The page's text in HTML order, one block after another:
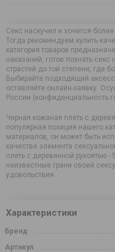
Секс наскучил и хочется
Тогда рекомендуем купить
категория товаров
наказаний, готов познать секс
страстей до той степени, где
Выбирайте подходящий
оставляйте онлайн-заявку.
России (конфиденциальность
Черная кожаная плеть с
популярная позиция нашего
материалов, он может быть
качестве элемента
плеть с деревянной рукоятью
неизвестные грани своей
удовольствия.
Характеристики
Бренд
Артикул